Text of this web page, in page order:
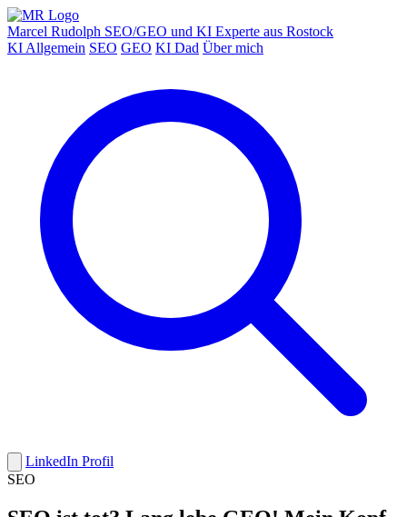
Marcel Rudolph SEO/GEO und KI Experte aus Rostock
KI Allgemein SEO GEO KI Dad Über mich
LinkedIn Profil
SEO